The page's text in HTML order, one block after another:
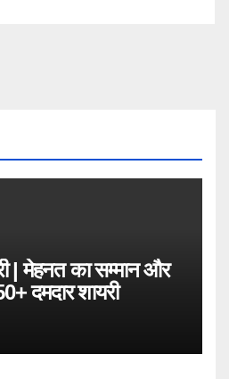
| मेहनत का सम्मान और
दमदार शायरी